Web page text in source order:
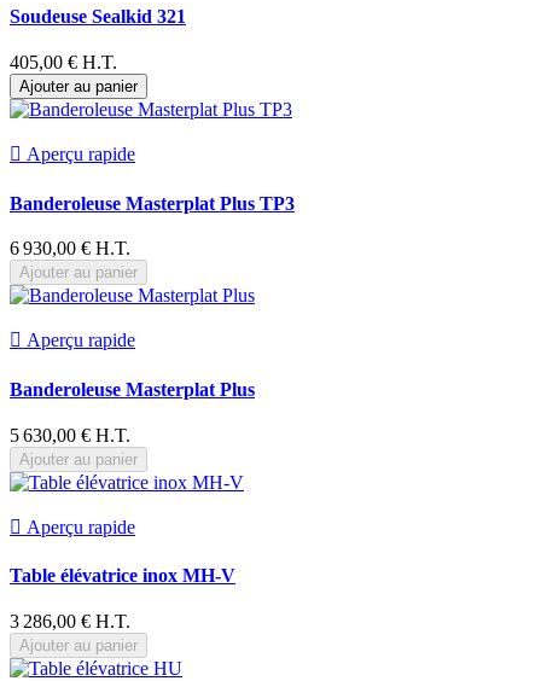
Soudeuse Sealkid 321
405,00 € H.T.
Ajouter au panier
 Aperçu rapide
Banderoleuse Masterplat Plus TP3
6 930,00 € H.T.
Ajouter au panier
 Aperçu rapide
Banderoleuse Masterplat Plus
5 630,00 € H.T.
Ajouter au panier
 Aperçu rapide
Table élévatrice inox MH-V
3 286,00 € H.T.
Ajouter au panier